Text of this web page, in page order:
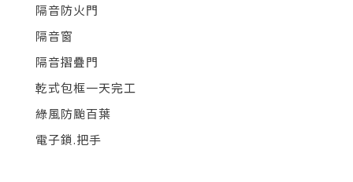
隔音防火門
隔音窗
隔音摺疊門
乾式包框一天完工
綠風防颱百葉
電子鎖.把手